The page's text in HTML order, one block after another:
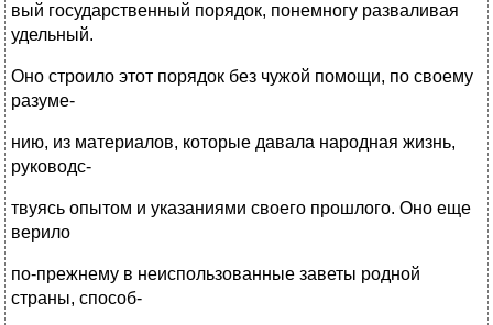
вый государственный порядок, понемногу разваливая
удельный.
Оно строило этот порядок без чужой помощи, по своему
разуме-
нию, из материалов, которые давала народная жизнь,
руководс-
твуясь опытом и указаниями своего прошлого. Оно еще
верило
по-прежнему в неиспользованные заветы родной
страны, способ-